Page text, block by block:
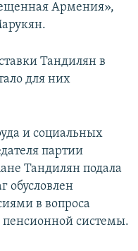
Армения»,
Тандилян в
для них
и социальных
партии
Тандилян подала
обусловлен
в вопроса
пенсионной системы.